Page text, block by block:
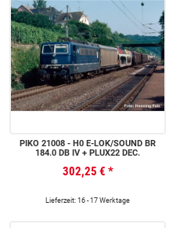
PIKO 21008 - H0 E-LOK/SOUND BR
184.0 DB IV + PLUX22 DEC.
302,25 € *
Lieferzeit: 16 - 17 Werktage